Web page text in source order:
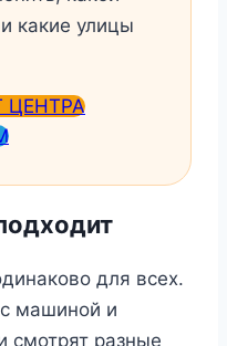
какие улицы
ЦЕНТРА
для всех.
машиной и
смотрят разные